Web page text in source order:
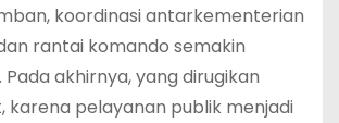
koordinasi antarkementerian
rantai komando semakin
akhirnya, yang dirugikan
karena pelayanan publik menjadi